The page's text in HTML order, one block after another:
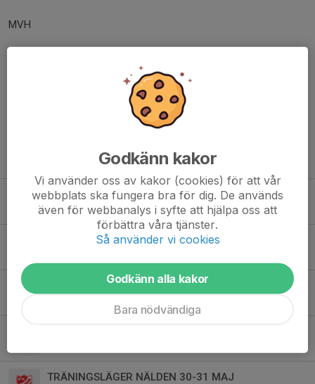
MVH
Tidigare nyheter
HÄRNÖ FOTBOLLSFEST 21-23 augusti
4 aug, 09:31 0
Lilla Storsjöcupen 30/6
Uppdaterat spelschema sammandrag Duved!
TRÄNINGSLÄGER NÄLDEN 30-31 MAJ
Godkänn kakor
Vi använder oss av kakor (cookies) för att vår
webbplats ska fungera bra för dig. De används
även för webbanalys i syfte att hjälpa oss att
förbättra våra tjänster.
Så använder vi cookies
Godkänn alla kakor
Bara nödvändiga